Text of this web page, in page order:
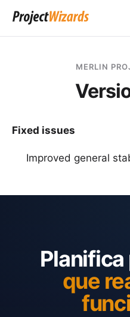
MERLIN
Fixed issues
Improved general
que